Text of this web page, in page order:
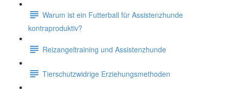
Warum ist ein Futterball für Assistenzhunde
kontraproduktiv?
Reizangeltraining und Assistenzhunde
Tierschutzwidrige Erziehungsmethoden